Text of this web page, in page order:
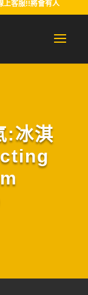
上客服!!將會有人
:冰淇